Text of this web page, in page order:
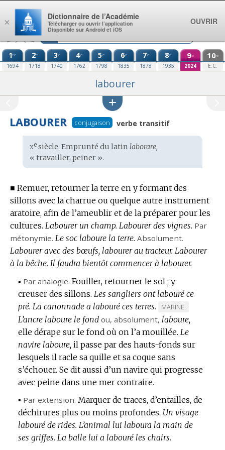
Aller au contenu
1re
1694
2e
1718
3e
1740
4e
1762
5e
1798
6e
1835
7e
1878
8e
1935
9e
2024
10e
E.C.
labourer
LABOURER conjugaison verbe transitif
Étymologie
:
xesiècle. Emprunté du latin laborare,
« travailler, peiner ».
■ Remuer, retourner la terre en y formant des
sillons avec la charrue ou quelque autre instrument
aratoire, afin de l’ameublir et de la préparer pour les
cultures. Labourer un champ. Labourer des vignes. Par
métonymie. Le soc laboure la terre. Absolument.
Labourer avec des bœufs, labourer au tracteur. Labourer
à la bêche. Il faudra bientôt commencer à labourer.
▪ Par analogie. Fouiller, retourner le sol ; y
creuser des sillons. Les sangliers ont labouré ce
pré. La canonnade a labouré ces terres.
MARQUE
DE
DOMAINE
:
MARINE.
L’ancre laboure le fond ou, absolument, laboure,
elle dérape sur le fond où on l’a mouillée. Le
navire laboure, il passe par des hauts-fonds sur
lesquels il racle sa quille et sa coque sans
s’échouer. Se dit aussi d’un navire qui progresse
avec peine dans une mer contraire.
▪ Par extension. Marquer de traces, d’entailles, de
déchirures plus ou moins profondes. Un visage
labouré de rides. L’animal lui laboura la main de
ses griffes. La balle lui a labouré les chairs.
×
Dictionnaire de l’Académie
Télécharger ou ouvrir l’application
Disponible sur Android et iOS
OUVRIR